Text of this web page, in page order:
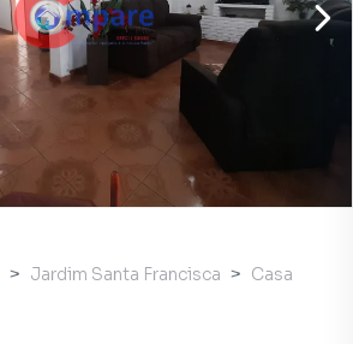
Jardim Santa Francisca
Casa